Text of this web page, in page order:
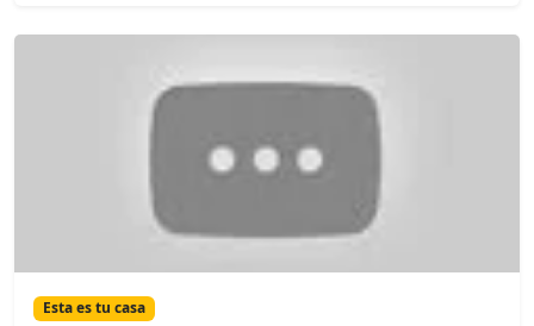
Esta es tu casa